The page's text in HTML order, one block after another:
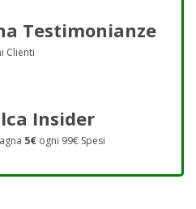
Testimonianze
Clienti
Insider
5€ ogni 99€ Spesi